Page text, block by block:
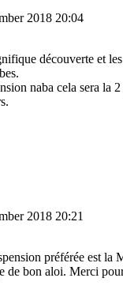
2018 20:04
découverte et
naba cela sera la
2018 20:21
préférée est la
de bon aloi. Merci